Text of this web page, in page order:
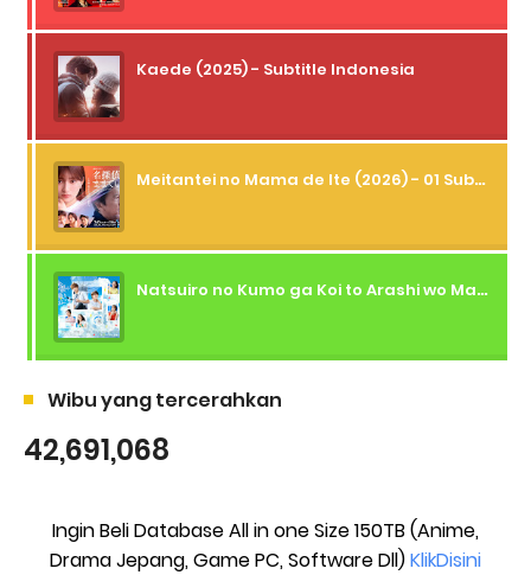
Kaede (2025) - Subtitle Indonesia
Meitantei no Mama de Ite (2026) - 01 Subtitle Indonesia
Natsuiro no Kumo ga Koi to Arashi wo Makiokosu (2026) - 01 Subtitle Indonesia
Wibu yang tercerahkan
42,691,068
Ingin Beli Database All in one Size 150TB (Anime,
Drama Jepang, Game PC, Software Dll)KlikDisini